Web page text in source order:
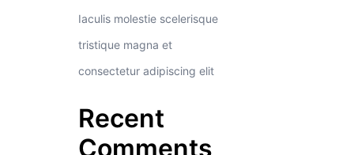
Iaculis molestie scelerisque
tristique magna et
consectetur adipiscing elit
Recent
Comments